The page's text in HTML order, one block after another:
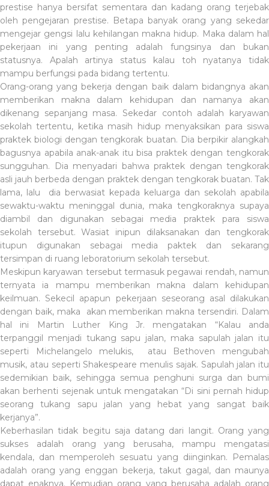
prestise hanya bersifat sementara dan kadang orang terjebak
oleh pengejaran prestise. Betapa banyak orang yang sekedar
mengejar gengsi lalu kehilangan makna hidup. Maka dalam hal
pekerjaan ini yang penting adalah fungsinya dan bukan
statusnya. Apalah artinya status kalau toh nyatanya tidak
mampu berfungsi pada bidang tertentu.
Orang-orang yang bekerja dengan baik dalam bidangnya akan
memberikan makna dalam kehidupan dan namanya akan
dikenang sepanjang masa. Sekedar contoh adalah karyawan
sekolah tertentu, ketika masih hidup menyaksikan para siswa
praktek biologi dengan tengkorak buatan. Dia berpikir alangkah
bagusnya apabila anak-anak itu bisa praktek dengan tengkorak
sungguhan. Dia menyadari bahwa praktek dengan tengkorak
asli jauh berbeda dengan praktek dengan tengkorak buatan. Tak
lama, lalu
dia berwasiat kepada keluarga dan sekolah apabila
sewaktu-waktu meninggal dunia, maka tengkoraknya supaya
diambil dan digunakan sebagai media praktek para siswa
sekolah tersebut. Wasiat inipun dilaksanakan dan tengkorak
itupun digunakan sebagai media paktek dan sekarang
tersimpan di ruang leboratorium sekolah tersebut.
Meskipun karyawan tersebut termasuk pegawai rendah, namun
ternyata ia mampu memberikan makna dalam kehidupan
keilmuan. Sekecil apapun pekerjaan seseorang asal dilakukan
dengan baik, maka
akan memberikan makna tersendiri. Dalam
hal ini Martin Luther King Jr. mengatakan “Kalau anda
terpanggil menjadi tukang sapu jalan, maka sapulah jalan itu
seperti Michelangelo melukis,
atau Bethoven mengubah
musik, atau seperti Shakespeare menulis sajak. Sapulah jalan itu
sedemikian baik, sehingga semua penghuni surga dan bumi
akan berhenti sejenak untuk mengatakan “Di sini pernah hidup
seorang tukang sapu jalan yang hebat yang sangat baik
kerjanya”.
Keberhasilan tidak begitu saja datang dari langit. Orang yang
sukses adalah orang yang berusaha, mampu mengatasi
kendala, dan memperoleh sesuatu yang diinginkan. Pemalas
adalah orang yang enggan bekerja, takut gagal, dan maunya
dapat enaknya. Kemudian orang yang berusaha adalah orang